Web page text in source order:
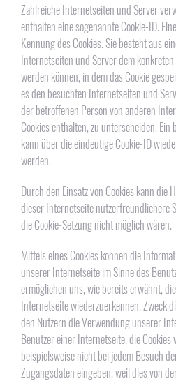
Zahlreiche Internetseiten und Server
enthalten eine sogenannte Cookie-ID.
Kennung des Cookies. Sie besteht aus
Internetseiten und Server dem
werden können, in dem das Cookie
es den besuchten Internetseiten und
der betroffenen Person von anderen
Cookies enthalten, zu unterscheiden.
kann über die eindeutige Cookie-ID
werden.
Durch den Einsatz von Cookies kann die
dieser Internetseite nutzerfreundlichere
die Cookie-Setzung nicht möglich wären.
Mittels eines Cookies können die
unserer Internetseite im Sinne des
ermöglichen uns, wie bereits erwähnt,
Internetseite wiederzuerkennen. Zweck
den Nutzern die Verwendung unserer
Benutzer einer Internetseite, die Cookies
beispielsweise nicht bei jedem Besuch
Zugangsdaten eingeben, weil dies von